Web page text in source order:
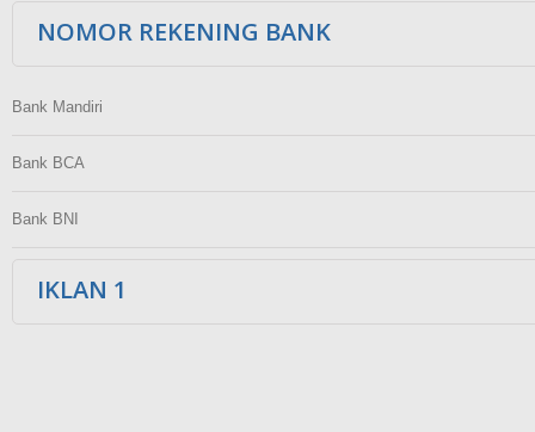
NOMOR REKENING BANK
Bank Mandiri
Bank BCA
Bank BNI
IKLAN 1